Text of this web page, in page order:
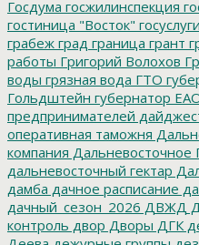
Госдума госжилинспекция
гостиница "Восток" госуслуги
грабеж град граница грант
работы Григорий Волохов
воды грязная вода ГТО
Гольдштейн губернатор
предпринимателей
оперативная таможня
компания Дальневосточное
дальневосточный гектар
дамба дачное расписание
дачный_сезон_2026 ДВЖД
контроль двор Дворы ДГК